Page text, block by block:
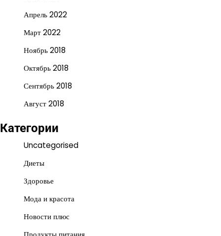
Апрель 2022
Март 2022
Ноябрь 2018
Октябрь 2018
Сентябрь 2018
Август 2018
Категории
Uncategorised
Диеты
Здоровье
Мода и красота
Новости плюс